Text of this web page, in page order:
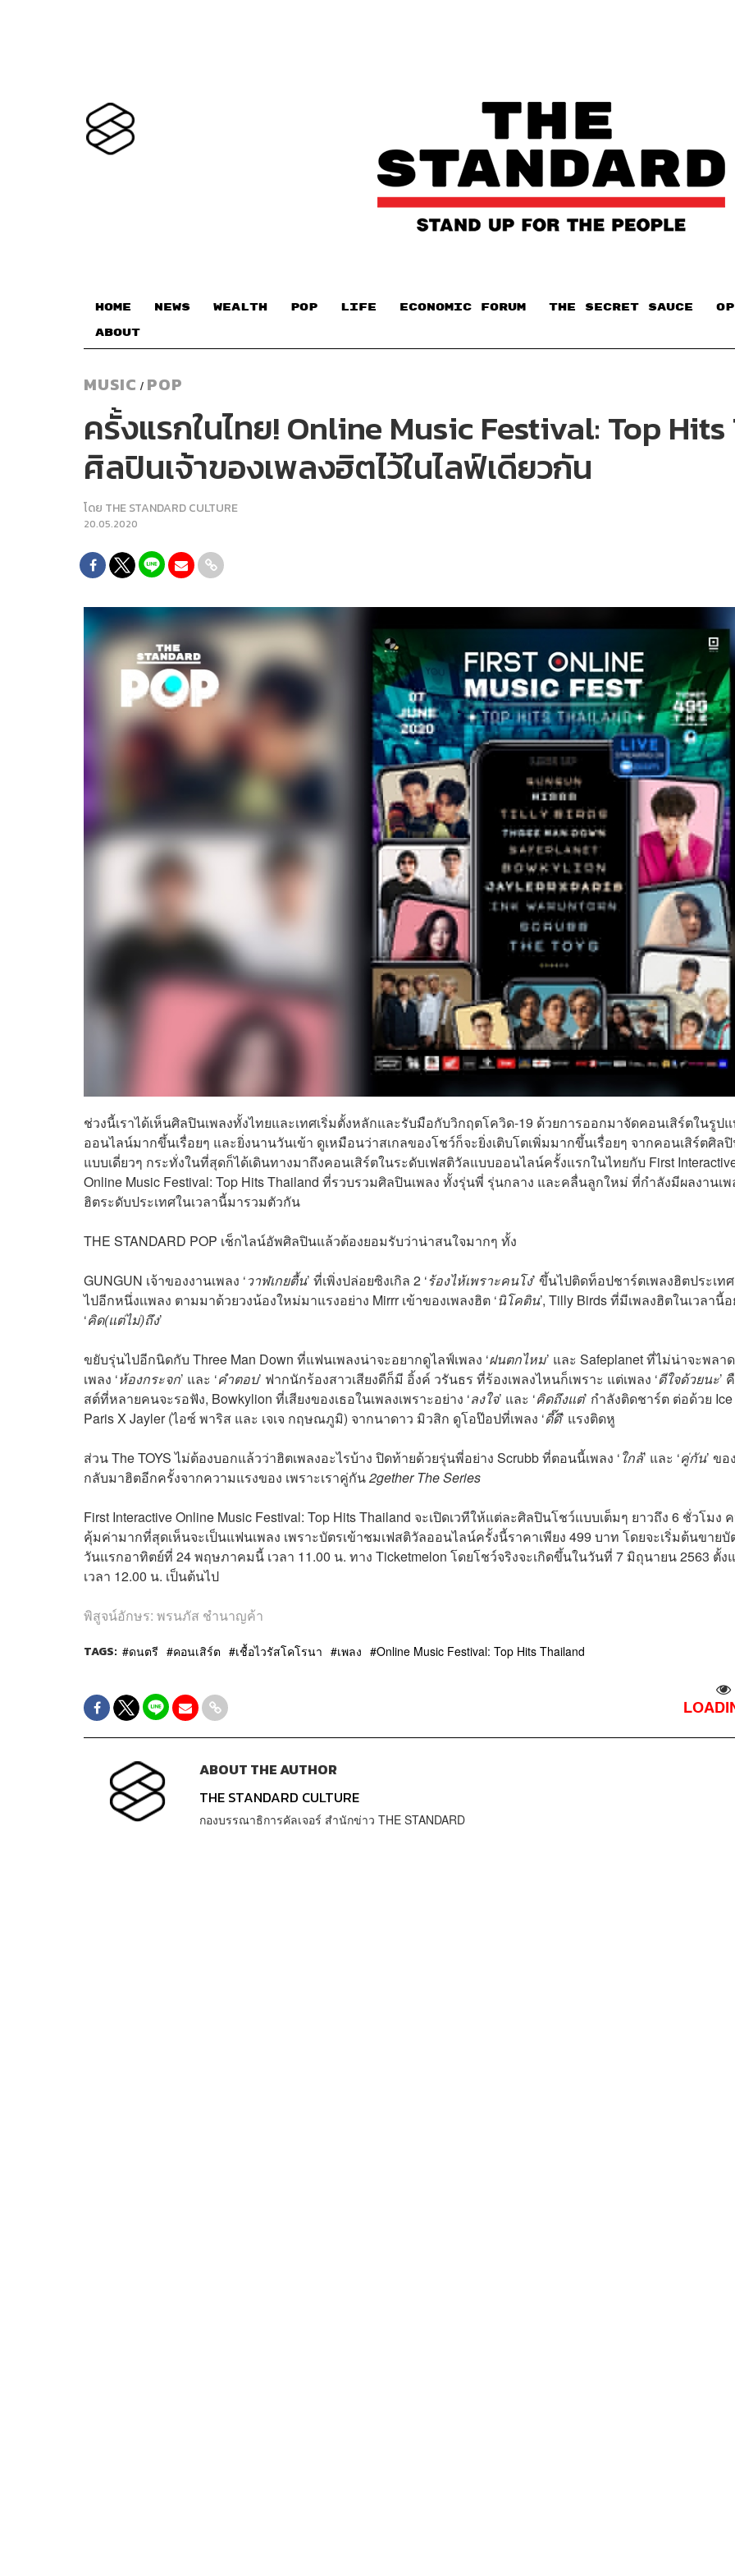
HOME NEWS WEALTH POP LIFE ECONOMIC FORUM THE SECRET SAUCE​
ABOUT
MUSIC / POP
ครั้งแรกในไทย! Online Music Festival: Top
ศิลปินเจ้าของเพลงฮิตไว้ในไลฟ์เดียวกัน
โดย THE STANDARD CULTURE
20.05.2020
ช่วงนี้เราได้เห็นศิลปินเพลงทั้งไทยและเทศเริ่มตั้งหลักและรับมือกับวิกฤตโควิด-19 ด้วยการออกมาจัดคอนเสิร์ตในรูป
ออนไลน์มากขึ้นเรื่อยๆ และยิ่งนานวันเข้า ดูเหมือนว่าสเกลของโชว์ก็จะยิ่งเติบโตเพิ่มมากขึ้นเรื่อยๆ จากคอนเสิร์ตศิล
แบบเดี่ยวๆ กระทั่งในที่สุดก็ได้เดินทางมาถึงคอนเสิร์ตในระดับเฟสติวัลแบบออนไลน์ครั้งแรกในไทยกับ First
Online Music Festival: Top Hits Thailand ที่รวบรวมศิลปินเพลง ทั้งรุ่นพี่ รุ่นกลาง และคลื่นลูกใหม่ ที่กำลังมีผลงานเพ
ฮิตระดับประเทศในเวลานี้มารวมตัวกัน
THE STANDARD POP เช็กไลน์อัพศิลปินแล้วต้องยอมรับว่าน่าสนใจมากๆ ทั้ง
GUNGUN เจ้าของงานเพลง ‘วาฬเกยตื้น’ ที่เพิ่งปล่อยซิงเกิล 2 ‘ร้องไห้เพราะคนโง่’ ขึ้นไปติดท็อปชาร์ตเพลงฮิตประเท
ไปอีกหนึ่งเเพลง ตามมาด้วยวงน้องใหม่มาแรงอย่าง Mirrr เข้าของเพลงฮิต ‘นิโคติน’, Tilly Birds ที่มีเพลงฮิตในเวลานี้อ
‘คิด(แต่ไม่)ถึง’
ขยับรุ่นไปอีกนิดกับ Three Man Down ที่แฟนเพลงน่าจะอยากดูไลฟ์เพลง ‘ฝนตกไหม’ และ Safeplanet ที่ไม่น่าจะพลา
เพลง ‘ห้องกระจก’ และ ‘คำตอบ’ ฟากนักร้องสาวเสียงดีก็มี อิ้งค์ วรันธร ที่ร้องเพลงไหนก็เพราะ แต่เพลง ‘ดีใจด้วยนะ’
สต์ที่หลายคนจะรอฟัง, Bowkylion ที่เสียงของเธอในเพลงเพราะอย่าง ‘ลงใจ’ และ ‘คิดถึงแต่’ กำลังติดชาร์ต ต่อด้วย Ice
Paris X Jayler (ไอซ์ พาริส และ เจเจ กฤษณภูมิ) จากนาดาว มิวสิก ดูโอป๊อปที่เพลง ‘ดี๊ดี’ แรงติดหู
ส่วน The TOYS ไม่ต้องบอกแล้วว่าฮิตเพลงอะไรบ้าง ปิดท้ายด้วยรุ่นพี่อย่าง Scrubb ที่ตอนนี้เพลง ‘ใกล้’ และ ‘คู่กัน’ ขอ
กลับมาฮิตอีกครั้งจากความแรงของ เพราะเราคู่กัน2gether The Series
First Interactive Online Music Festival: Top Hits Thailand จะเปิดเวทีให้แต่ละศิลปินโชว์แบบเต็มๆ ยาวถึง 6 ชั่วโมง
คุ้มค่ามากที่สุดเห็นจะเป็นแฟนเพลง เพราะบัตรเข้าชมเฟสติวัลออนไลน์ครั้งนี้ราคาเพียง 499 บาท โดยจะเริ่มต้นขายบั
วันแรกอาทิตย์ที่ 24 พฤษภาคมนี้ เวลา 11.00 น. ทาง Ticketmelon โดยโชว์จริงจะเกิดขึ้นในวันที่ 7 มิถุนายน 2563 ตั้ง
เวลา 12.00 น. เป็นต้นไป
พิสูจน์อักษร: พรนภัส ชำนาญค้า
TAGS: ดนตรี คอนเสิร์ต เชื้อไวรัสโคโรนา เพลง Online Music Festival: Top Hits Thailand
ABOUT THE AUTHOR
THE STANDARD CULTURE
กองบรรณาธิการคัลเจอร์ สำนักข่าว THE STANDARD